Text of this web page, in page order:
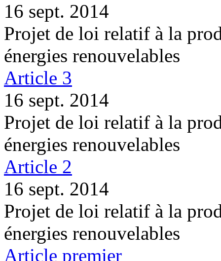
16 sept. 2014
Projet de loi relatif à la
énergies renouvelables
Article 3
16 sept. 2014
Projet de loi relatif à la
énergies renouvelables
Article 2
16 sept. 2014
Projet de loi relatif à la
énergies renouvelables
Article premier